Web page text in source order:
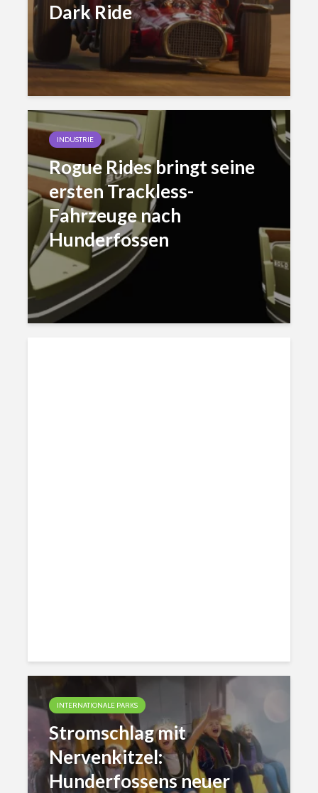
Dark Ride
INDUSTRIE
Rogue Rides bringt seine
ersten Trackless-
Fahrzeuge nach
Hunderfossen
INTERNATIONALE PARKS
Stromschlag mit
Nervenkitzel:
Hunderfossens neuer